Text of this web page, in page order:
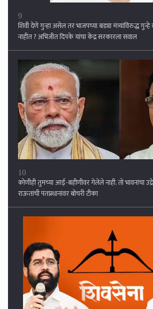
10
कोणीही तुमच्या आई-बहीणीवर गेलेले नाही. तो भावनांचा
राऊतांची पंतप्रधानांवर बोचरी टीका
शिवसेना पक्ष आणि चिन्हासंदर्भात सर्वोच्च न्यायालयात
यांचा जोरदार युक्तीवाद...